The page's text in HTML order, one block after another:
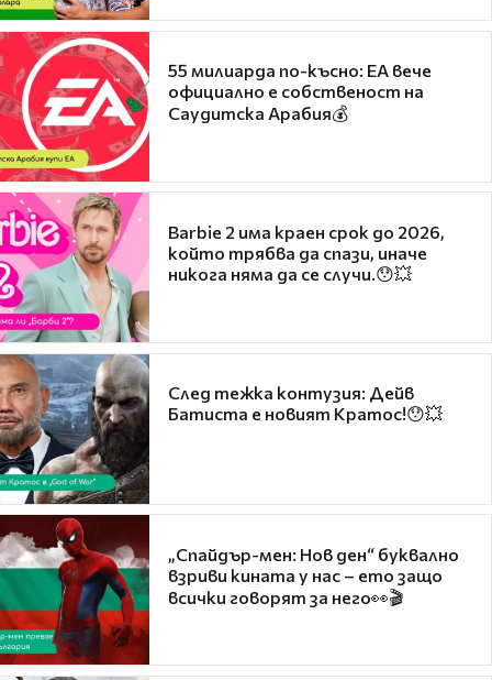
55 милиарда по-късно: EA вече
официално е собственост на
Саудитска Арабия💰
Barbie 2 има краен срок до 2026,
който трябва да спази, иначе
никога няма да се случи.😯💥
След тежка контузия: Дейв
Батиста е новият Кратос!😯💥
„Спайдър-мен: Нов ден“ буквално
взриви кината у нас – ето защо
всички говорят за него👀🎬